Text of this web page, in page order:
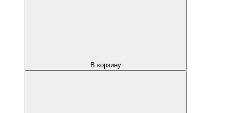
В корзину